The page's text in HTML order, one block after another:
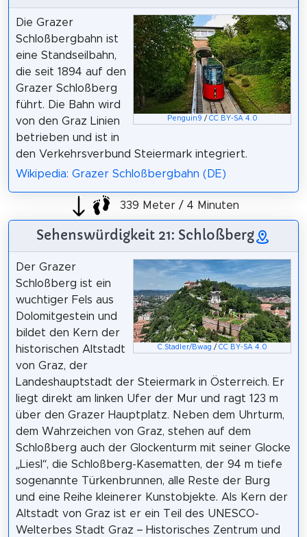
Penguin9 / CC BY-SA 4.0
Die Grazer
Schloßbergbahn ist
eine Standseilbahn,
die seit 1894 auf den
Grazer Schloßberg
führt. Die Bahn wird
von den Graz Linien
betrieben und ist in
den Verkehrsverbund Steiermark integriert.
Wikipedia: Grazer Schloßbergbahn (DE)
339 Meter / 4 Minuten
Sehenswürdigkeit 21: Schloßberg
C.Stadler/Bwag / CC BY-SA 4.0
Der Grazer
Schloßberg ist ein
wuchtiger Fels aus
Dolomitgestein und
bildet den Kern der
historischen Altstadt
von Graz, der
Landeshauptstadt der Steiermark in Österreich. Er
liegt direkt am linken Ufer der Mur und ragt 123 m
über den Grazer Hauptplatz. Neben dem Uhrturm,
dem Wahrzeichen von Graz, stehen auf dem
Schloßberg auch der Glockenturm mit seiner Glocke
„Liesl“, die Schloßberg-Kasematten, der 94 m tiefe
sogenannte Türkenbrunnen, alle Reste der Burg
und eine Reihe kleinerer Kunstobjekte. Als Kern der
Altstadt von Graz ist er ein Teil des UNESCO-
Welterbes Stadt Graz – Historisches Zentrum und